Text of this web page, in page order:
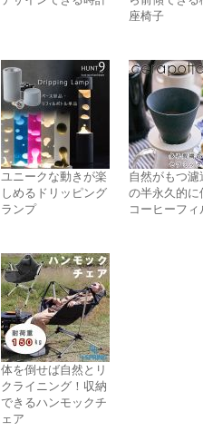
座椅子
ユニークな動きが楽
しめるドリッピング
ランプ
自然がもつ濾
の半永久的に
コーヒーフィ
体を倒せば自然とリ
クライニング！収納
できるハンモックチ
ェア